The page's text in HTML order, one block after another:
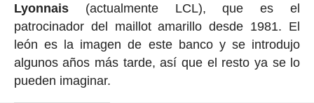
Lyonnais(actualmente LCL), que es el
patrocinador del maillot amarillo desde 1981. El
león es la imagen de este banco y se introdujo
algunos años más tarde, así que el resto ya se lo
pueden imaginar.